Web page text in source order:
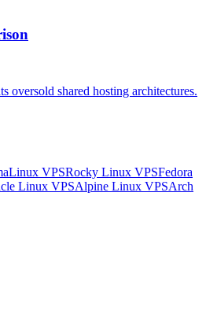
oversold shared hosting architectures.
VPSRocky Linux VPSFedora
Linux VPSAlpine Linux VPSArch